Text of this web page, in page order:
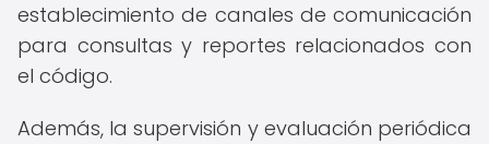
establecimiento de canales de comunicación
para consultas y reportes relacionados con
el código.
Además, la supervisión y evaluación periódica